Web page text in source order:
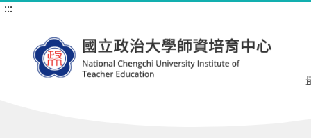
跳
:::